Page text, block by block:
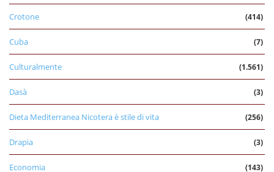
Crotone (414)
Cuba (7)
Culturalmente (1.561)
Dasà (3)
Dieta Mediterranea Nicotera è stile di vita (256)
Drapia (3)
Economia (143)